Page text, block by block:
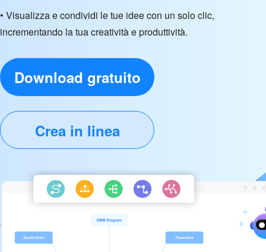
• Visualizza e condividi le tue idee con un solo clic,
incrementando la tua creatività e produttività.
Download gratuito
Crea in linea